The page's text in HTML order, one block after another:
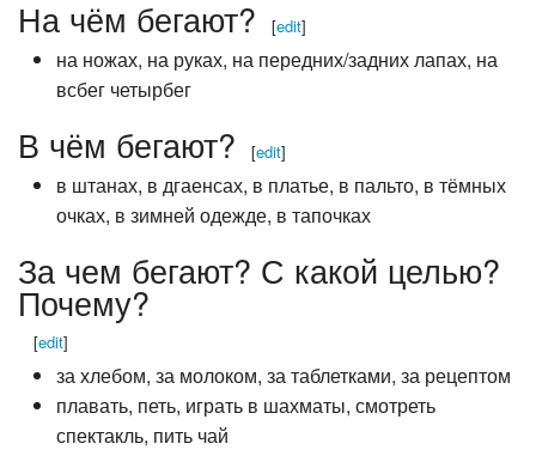
На чём бегают? [edit]
на ножах, на руках, на передних/задних лапах, на
всбег четырбег
В чём бегают? [edit]
в штанах, в дгаенсах, в платье, в пальто, в тёмных
очках, в зимней одежде, в тапочках
За чем бегают? С какой целью?
Почему?
[edit]
за хлебом, за молоком, за таблетками, за рецептом
плавать, петь, играть в шахматы, смотреть
спектакль, пить чай